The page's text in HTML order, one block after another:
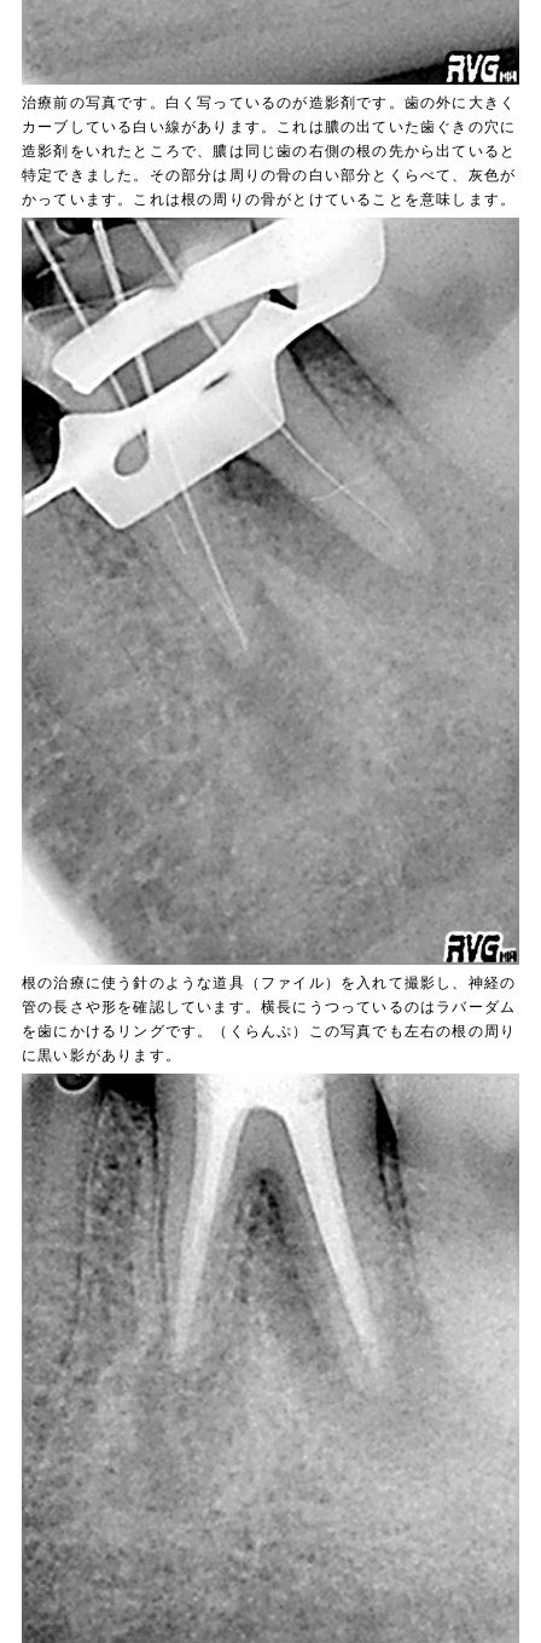
治療前の写真です。白く写っているのが造影剤です。歯の外に大きく
カーブしている白い線があります。これは膿の出ていた歯ぐきの穴に
造影剤をいれたところで、膿は同じ歯の右側の根の先から出ていると
特定できました。その部分は周りの骨の白い部分とくらべて、灰色が
かっています。これは根の周りの骨がとけていることを意味します。
根の治療に使う針のような道具（ファイル）を入れて撮影し、神経の
管の長さや形を確認しています。横長にうつっているのはラバーダム
を歯にかけるリングです。（くらんぷ）この写真でも左右の根の周り
に黒い影があります。